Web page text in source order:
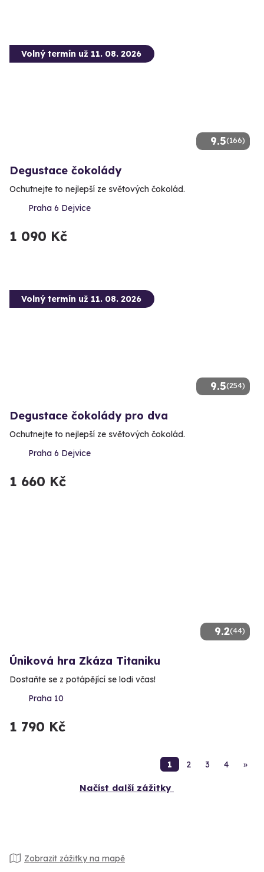
9.5(166)
Volný termín už 11. 08. 2026
Degustace čokolády
Ochutnejte to nejlepší ze světových čokolád.
Praha 6 Dejvice
1 090 Kč
9.5(254)
Volný termín už 11. 08. 2026
Degustace čokolády pro dva
Ochutnejte to nejlepší ze světových čokolád.
Praha 6 Dejvice
1 660 Kč
9.2(44)
Úniková hra Zkáza Titaniku
Dostaňte se z potápějící se lodi včas!
Praha 10
1 790 Kč
1 2 3 4 »
Načíst další zážitky
Zobrazit zážitky na mapě